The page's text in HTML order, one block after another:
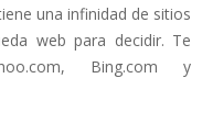
una infinidad de sitios
web para decidir. Te
Bing.com y